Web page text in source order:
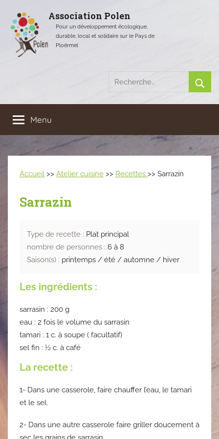
contenu
Association Polen
Pour un développement écologique,
durable, local et solidaire sur le Pays de
Ploërmel
Recherche
:
Menu
Accueil >> Atelier cuisine >> Recettes >> Sarrazin
Sarrazin
Type de recette : Plat principal
nombre de personnes : 6 à 8
Saison(s) : printemps / été / automne / hiver
Les ingrédients :
sarrasin : 200 g
eau : 2 fois le volume du sarrasin
tamari : 1 c. à soupe ( facultatif)
sel fin : ½ c. à café
La recette :
1- Dans une casserole, faire chauffer l’eau, le tamari
et le sel.
2- Dans une autre casserole faire griller doucement à